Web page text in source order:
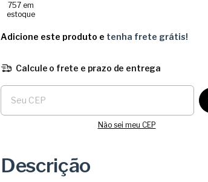
757em
estoque
Adicione este produto e tenha frete grátis!
Calcule o frete e prazo de entrega
Entregas para o CEP:
Não sei meu CEP
Descrição